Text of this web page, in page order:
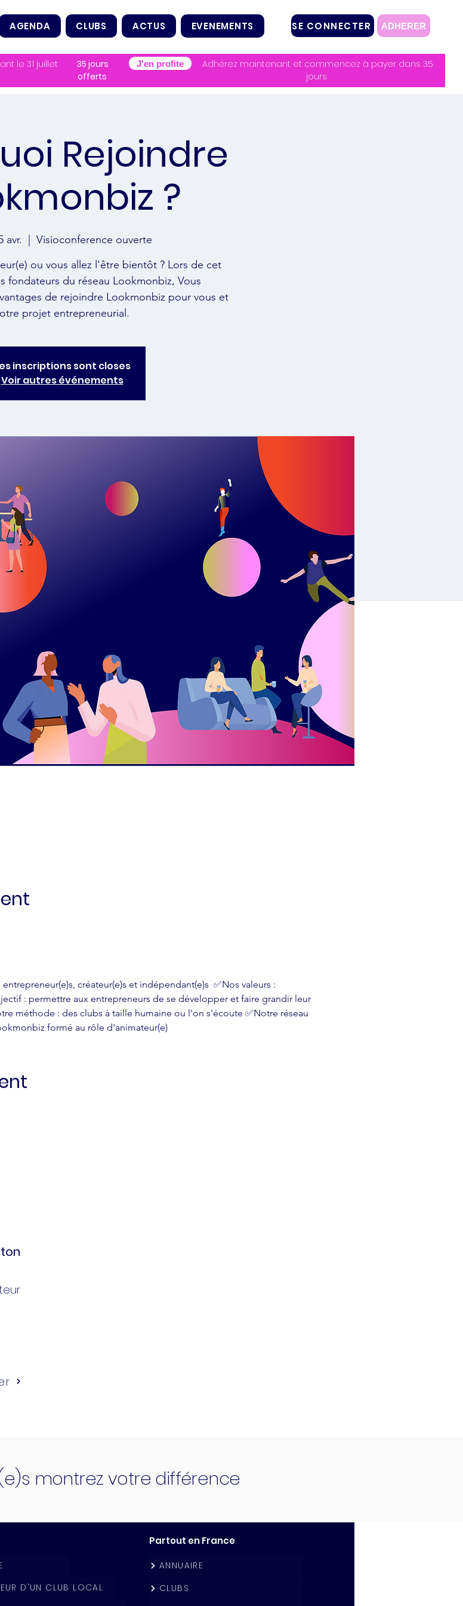
AGENDA CLUBS ACTUS EVENEMENTS SE CONNECTER ADHERER
le 31 juillet
35 jours
offerts
J'en profite
Adhérez maintenant et commencez à payer dans 35
jours
Rejoindre
?
avr.
Visioconference ouverte
ou vous allez l'être bientôt ? Lors de cet
fondateurs du réseau Lookmonbiz, Vous
de rejoindre Lookmonbiz pour vous et
projet entrepreneurial.
inscriptions sont closes
Voir autres événements
créateur(e)s et indépendant(e)s  ✅Nos valeurs :
: permettre aux entrepreneurs de se développer et faire grandir leur
méthode : des clubs à taille humaine ou l'on s'écoute ✅Notre réseau
formé au rôle d'animateur(e)
montrez votre différence
D'UN CLUB LOCAL
Partout en France
ANNUAIRE
CLUBS